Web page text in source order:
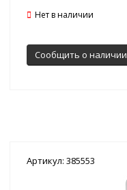
Нет в наличии
Сообщить о наличии
Артикул: 385553